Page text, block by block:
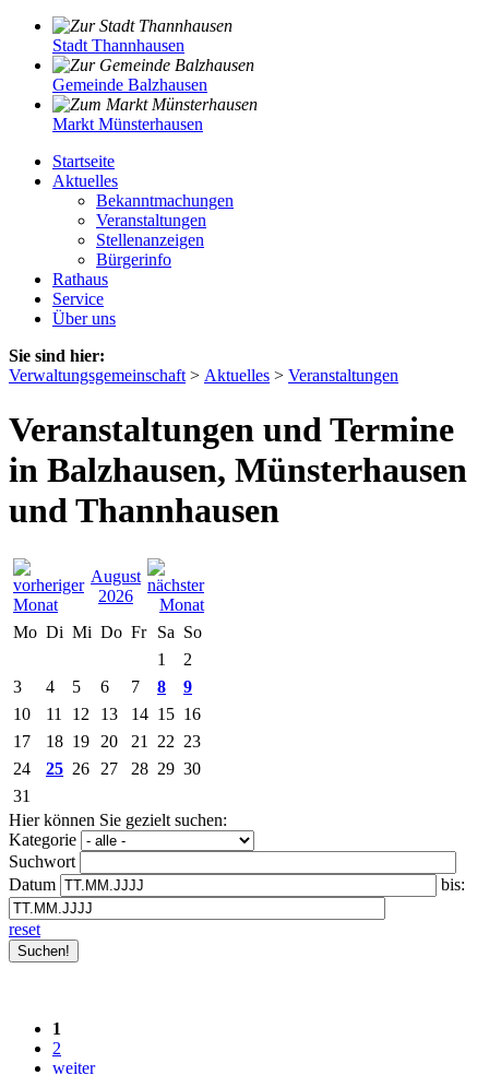
Stadt Thannhausen
Gemeinde Balzhausen
Markt Münsterhausen
Startseite
Aktuelles
Bekanntmachungen
Veranstaltungen
Stellenanzeigen
Bürgerinfo
Rathaus
Service
Über uns
Sie sind hier:
Verwaltungsgemeinschaft > Aktuelles > Veranstaltungen
Veranstaltungen und Termine
in Balzhausen, Münsterhausen
und Thannhausen
August
2026
Mo Di Mi Do Fr Sa So
1
2
3
4 5 6 7 8
9
10
11 12 13 14 15 16
17
18 19 20 21 22 23
24
25 26 27 28 29 30
31
Hier können Sie gezielt suchen:
Kategorie
Suchwort
Datum
bis:
reset
1
2
weiter